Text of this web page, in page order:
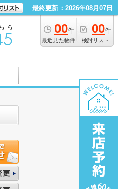
最終更新：2026年08月07日
00件
最近見た物件
00件
検討リスト